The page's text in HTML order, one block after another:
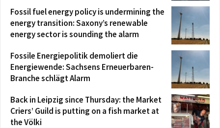
Fossil fuel energy policy is undermining the
energy transition: Saxony’s renewable
energy sector is sounding the alarm
Fossile Energiepolitik demoliert die
Energiewende: Sachsens Erneuerbaren-
Branche schlägt Alarm
Back in Leipzig since Thursday: the Market
Criers’ Guild is putting on a fish market at
the Völki